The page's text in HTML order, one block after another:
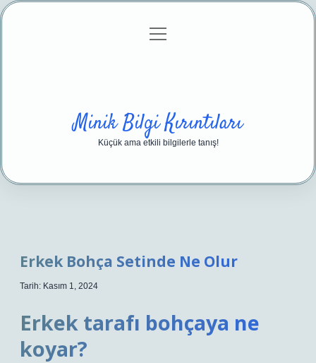
Gizlilik Politikası
menüyü
Minik Bilgi Kırıntıları
Küçük ama etkili bilgilerle tanış!
Erkek Bohça Setinde Ne Olur
Tarih: Kasım 1, 2024
Erkek tarafı bohçaya ne
koyar?